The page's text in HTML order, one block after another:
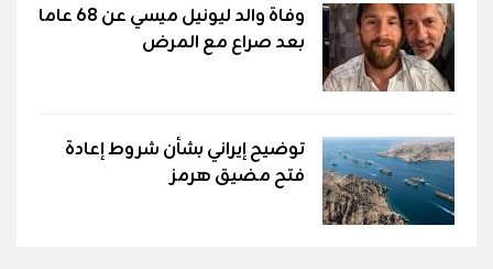
وفاة والد ليونيل ميسي عن 68 عاما
بعد صراع مع المرض
توضيح إيراني بشأن شروط إعادة
فتح مضيق هرمز